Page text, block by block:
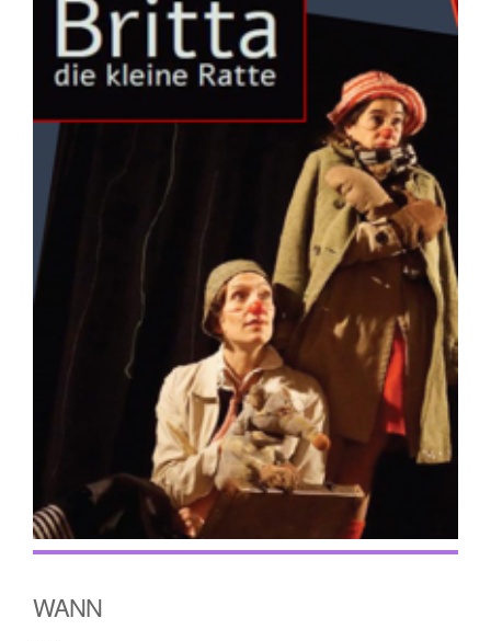
WANN